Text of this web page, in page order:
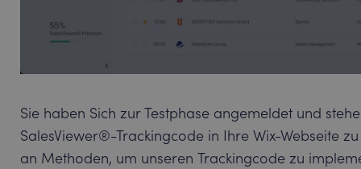
Sie haben Sich zur Testphase angemeldet und
SalesViewer®-Trackingcode in Ihre Wix-Webseite
an Methoden, um unseren Trackingcode zu